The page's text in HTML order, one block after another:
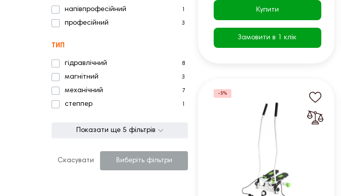
напівпрофесійний
професійний 3
ТИП
гідравлічний 8
магнітний 3
механічний 7
степпер
Показати ще 5 фільтрів
Скасувати Виберіть фільтри
Купити
Замовити в 1 клік
-5%